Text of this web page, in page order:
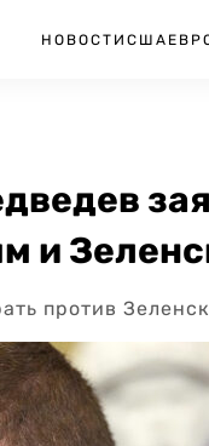
НОВОСТИ США
и
против